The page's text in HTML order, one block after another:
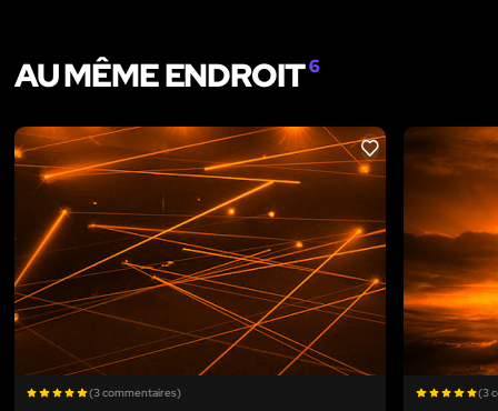
AU MÊME ENDROIT6
LIKE
(3 commentaires) (3